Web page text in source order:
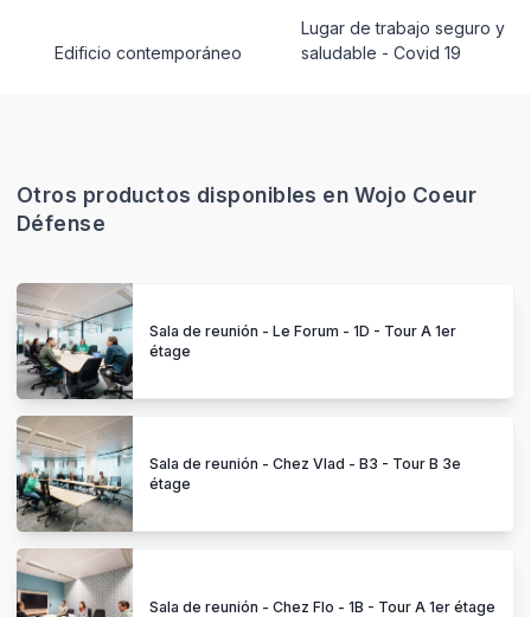
Edificio contemporáneo
Lugar de trabajo seguro y
saludable - Covid 19
Otros productos disponibles en Wojo Coeur
Défense
Sala de reunión - Le Forum - 1D - Tour A 1er
étage
Sala de reunión - Chez Vlad - B3 - Tour B 3e
étage
Sala de reunión - Chez Flo - 1B - Tour A 1er étage